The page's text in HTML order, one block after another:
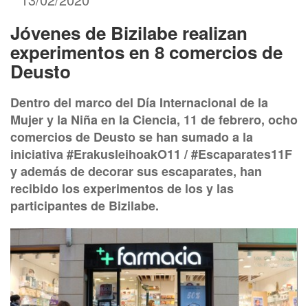
Jóvenes de Bizilabe realizan
experimentos en 8 comercios de
Deusto
Dentro del marco del Día Internacional de la
Mujer y la Niña en la Ciencia, 11 de febrero, ocho
comercios de Deusto se han sumado a la
iniciativa #ErakusleihoakO11 / #Escaparates11F
y además de decorar sus escaparates, han
recibido los experimentos de los y las
participantes de Bizilabe.